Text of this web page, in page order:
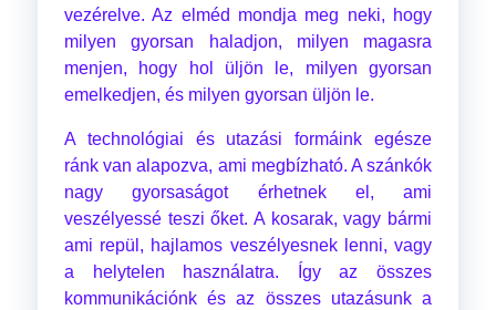
vezérelve. Az elméd mondja meg neki, hogy
milyen gyorsan haladjon, milyen magasra
menjen, hogy hol üljön le, milyen gyorsan
emelkedjen, és milyen gyorsan üljön le.
A technológiai és utazási formáink egésze
ránk van alapozva, ami megbízható. A szánkók
nagy gyorsaságot érhetnek el, ami
veszélyessé teszi őket. A kosarak, vagy bármi
ami repül, hajlamos veszélyesnek lenni, vagy
a helytelen használatra. Így az összes
kommunikációnk és az összes utazásunk a